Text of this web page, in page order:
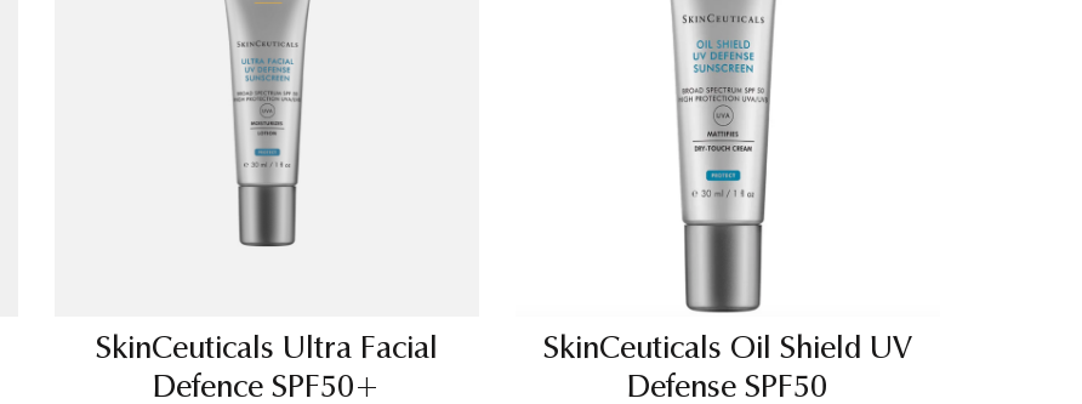
SkinCeuticals Ultra Facial
Defence SPF50+
SkinCeuticals Oil Shield UV
Defense SPF50